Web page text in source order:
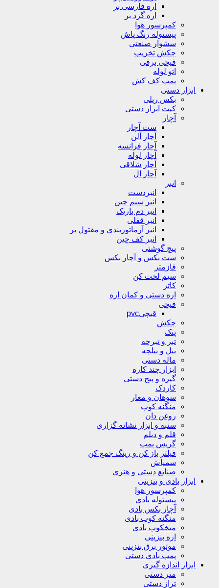
اره فارسی بر
اره گرد بر
کمپرسور هوا
پیستوله رنگ پاش
سشوار صنعتی
چکش تخریب
قیچی برقی
اتو لوله
پمپ کف کش
ابزار دستی
بکس ریلی
کیت ابزار دستی
آچار
ست آچار
آچار آلن
آچار فرانسه
آچار لوله
آچار شلاقی
آچار ال
انبر
انبردست
انبر سیم چین
انبر دم باریک
انبر قفلی
انبر آرماتوربندی و مفتول بر
انبر کف چین
پیچ گوشتی
ست بکس و آچار بکس
فازمتر
سیم لخت کن
کاتر
اره دستی و کمان اره
قیچی
قیچیpvc
چکش
پتک
تبر و تبرچه
بیل و بیلچه
ماله دستی
ابزار چند کاره
گیره و پیج دستی
کاردک
سوهان و مغار
منگنه کوب
روغن دان
سنبه و ابزار نشانه گزاری
قلم و دیلم
گریس پمپ
فیلتر باز کن و رینگ جمع کن
سمپاش
صنایع دستی و هنری
ابزار بادی و بنزینی
کمپرسور هوا
پیستوله بادی
آچار بکس بادی
منگنه کوب بادی
میخکوب بادی
اره بنزینی
موتور برق بنزینی
پمپ بادی دستی
ابزار اندازه گیری
متر دستی
تراز دستی